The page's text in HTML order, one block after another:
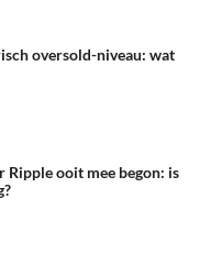
oversold-niveau: wat
Ripple ooit mee begon: is